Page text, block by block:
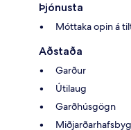
Þjónusta
Móttaka opin á
Aðstaða
Garður
Útilaug
Garðhúsgögn